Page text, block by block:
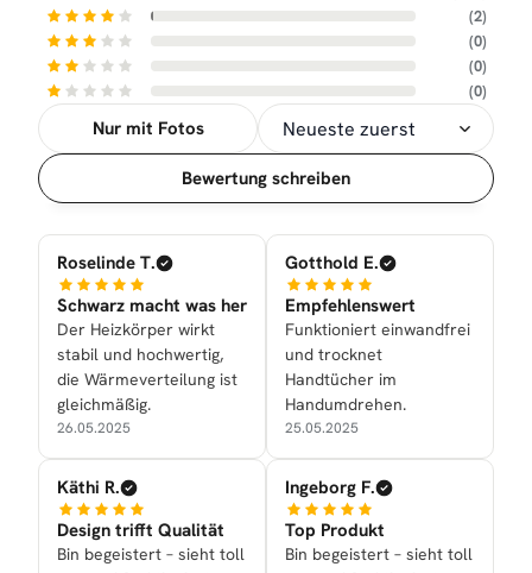
(2)
(0)
(0)
(0)
Nur mit Fotos
Sortierung
Bewertung schreiben
Roselinde T.
Schwarz macht was her
Der Heizkörper wirkt
stabil und hochwertig,
die Wärmeverteilung ist
gleichmäßig.
26.05.2025
Käthi R.
Design trifft Qualität
Bin begeistert – sieht toll
Gotthold E.
Empfehlenswert
Funktioniert einwandfrei
und trocknet
Handtücher im
Handumdrehen.
25.05.2025
Ingeborg F.
Top Produkt
Bin begeistert – sieht toll